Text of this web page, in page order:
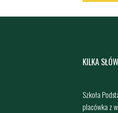
KILKA
Szkoła
placówka z